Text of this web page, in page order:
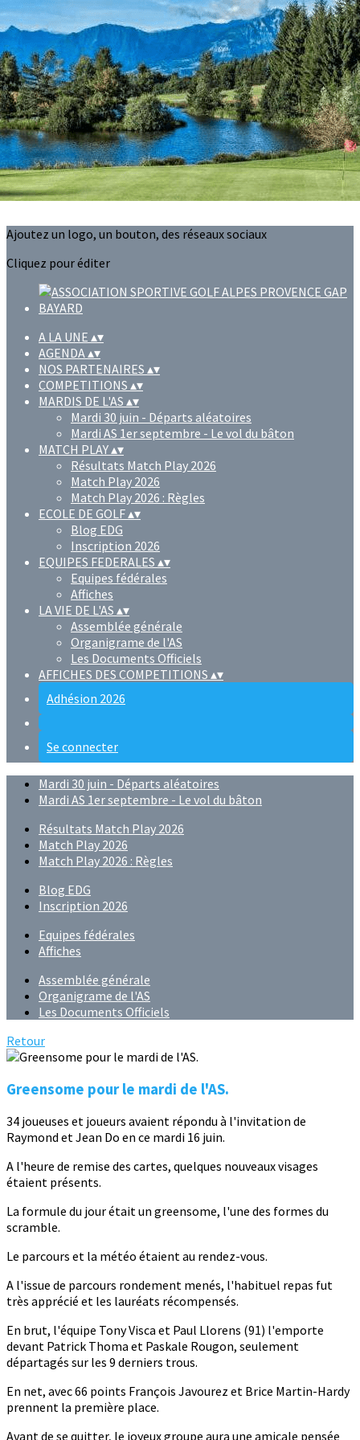
Exporter les lignes sélectionnées
Exporter toutes les colonnes
Exporter uniquement les colonnes affichées
Menu
?>
Images de la page d'accueil
Cliquez pour éditer
Ajoutez un logo, un bouton, des réseaux sociaux
Cliquez pour éditer
A LA UNE ▴▾
AGENDA▴▾
NOS PARTENAIRES ▴▾
COMPETITIONS ▴▾
MARDIS DE L'AS ▴▾
Mardi 30 juin - Départs aléatoires
Mardi AS 1er septembre - Le vol du bâton
MATCH PLAY▴▾
Résultats Match Play 2026
Match Play 2026
Match Play 2026 : Règles
ECOLE DE GOLF▴▾
Blog EDG
Inscription 2026
EQUIPES FEDERALES ▴▾
Equipes fédérales
Affiches
LA VIE DE L'AS ▴▾
Assemblée générale
Organigrame de l'AS
Les Documents Officiels
AFFICHES DES COMPETITIONS ▴▾
Adhésion 2026
Se connecter
Mardi 30 juin - Départs aléatoires
Mardi AS 1er septembre - Le vol du bâton
Résultats Match Play 2026
Match Play 2026
Match Play 2026 : Règles
Blog EDG
Inscription 2026
Equipes fédérales
Affiches
Assemblée générale
Organigrame de l'AS
Les Documents Officiels
Retour
Greensome pour le mardi de l'AS.
34 joueuses et joueurs avaient répondu à l'invitation de
Raymond et Jean Do en ce mardi 16 juin.
A l'heure de remise des cartes, quelques nouveaux visages
étaient présents.
La formule du jour était un greensome, l'une des formes du
scramble.
Le parcours et la météo étaient au rendez-vous.
A l'issue de parcours rondement menés, l'habituel repas fut
très apprécié et les lauréats récompensés.
En brut, l'équipe Tony Visca et Paul Llorens (91) l'emporte
devant Patrick Thoma et Paskale Rougon, seulement
départagés sur les 9 derniers trous.
En net, avec 66 points François Javourez et Brice Martin-Hardy
prennent la première place.
Avant de se quitter, le joyeux groupe aura une amicale pensée